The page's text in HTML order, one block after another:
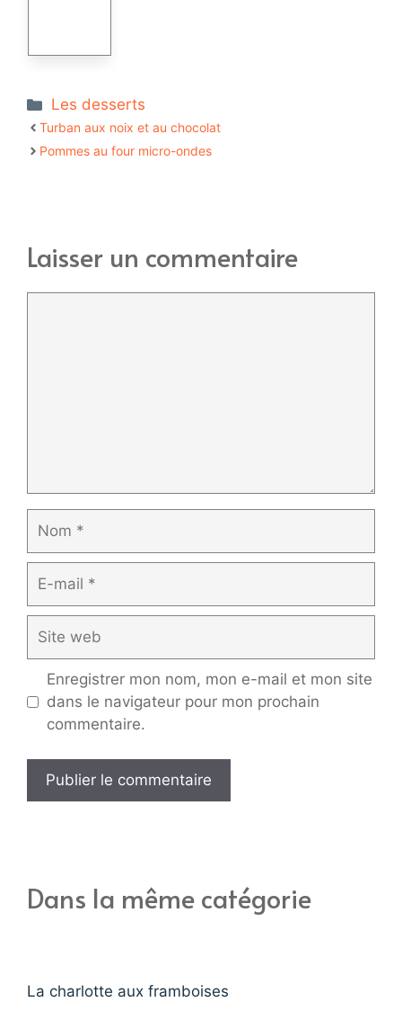
Catégories
Les desserts
Turban aux noix et au chocolat
Pommes au four micro-ondes
Laisser un commentaire
mail
web
Enregistrer mon nom, mon e-mail et mon site
dans le navigateur pour mon prochain
commentaire.
Dans la même catégorie
La charlotte aux framboises